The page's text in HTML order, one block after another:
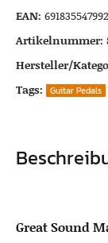
EAN: 691835547992
Artikelnummer:
Hersteller/
Tags:
Guitar Pedals
Great Sound